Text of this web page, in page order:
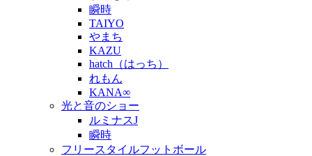
瞬時
TAIYO
やまち
KAZU
hatch（はっち）
れもん
KANA∞
光と音のショー
ルミナスJ
瞬時
フリースタイルフットボール